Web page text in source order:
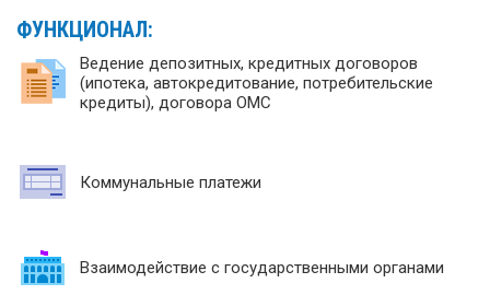
ФУНКЦИОНАЛ:
Ведение депозитных, кредитных договоров
(ипотека, автокредитование, потребительские
кредиты), договора ОМС
Коммунальные платежи
Взаимодействие с государственными органами